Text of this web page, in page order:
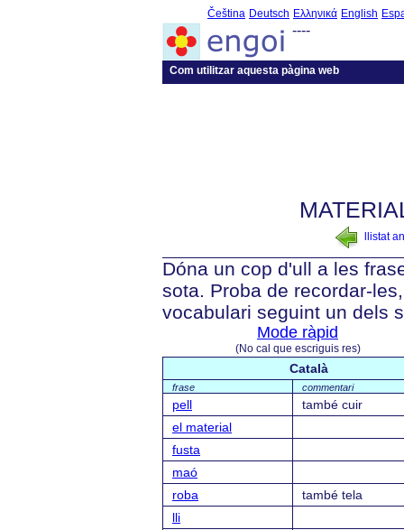
Čeština Deutsch Ελληνικά English
----
Com utilitzar aquesta pàgina web
llistat
Dóna un cop d'ull a les
sota. Proba de recordar-
vocabulari seguint un dels
Mode ràpid
(No cal que escriguis res)
Català
frase commentari
pell
també cuir
el material
fusta
maó
roba
també tela
lli